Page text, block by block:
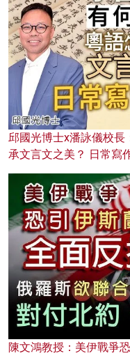
邱國光博士x潘詠儀校長
承文言文之美？ 日常寫
陳文鴻教授：美伊戰爭